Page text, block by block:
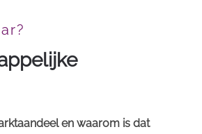
en waarom is dat